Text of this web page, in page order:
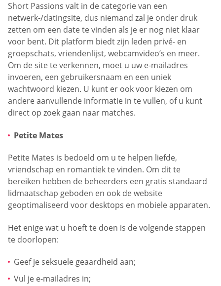
Short Passions valt in de categorie van een
netwerk-/datingsite, dus niemand zal je onder druk
zetten om een date te vinden als je er nog niet klaar
voor bent. Dit platform biedt zijn leden privé- en
groepschats, vriendenlijst, webcamvideo’s en meer.
Om de site te verkennen, moet u uw e-mailadres
invoeren, een gebruikersnaam en een uniek
wachtwoord kiezen. U kunt er ook voor kiezen om
andere aanvullende informatie in te vullen, of u kunt
direct op zoek gaan naar matches.
Petite Mates
Petite Mates is bedoeld om u te helpen liefde,
vriendschap en romantiek te vinden. Om dit te
bereiken hebben de beheerders een gratis standaard
lidmaatschap geboden en ook de website
geoptimaliseerd voor desktops en mobiele apparaten.
Het enige wat u hoeft te doen is de volgende stappen
te doorlopen:
Geef je seksuele geaardheid aan;
Vul je e-mailadres in;